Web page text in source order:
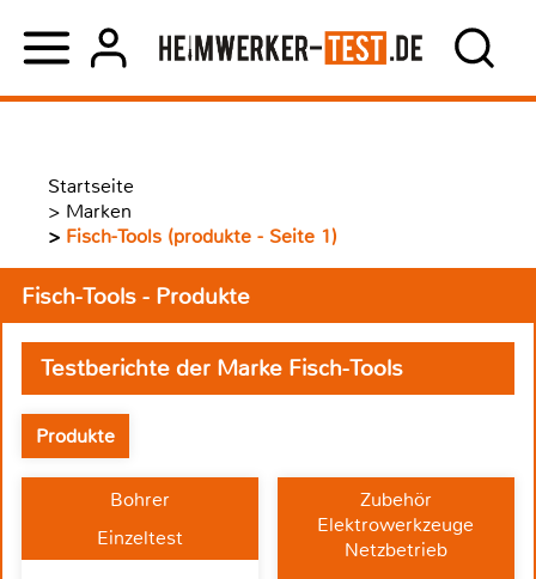
Startseite
> Marken
> Fisch-Tools (produkte - Seite 1)
Fisch-Tools - Produkte
Testberichte der Marke Fisch-Tools
Produkte
Bohrer
Einzeltest
Zubehör
Elektrowerkzeuge
Netzbetrieb